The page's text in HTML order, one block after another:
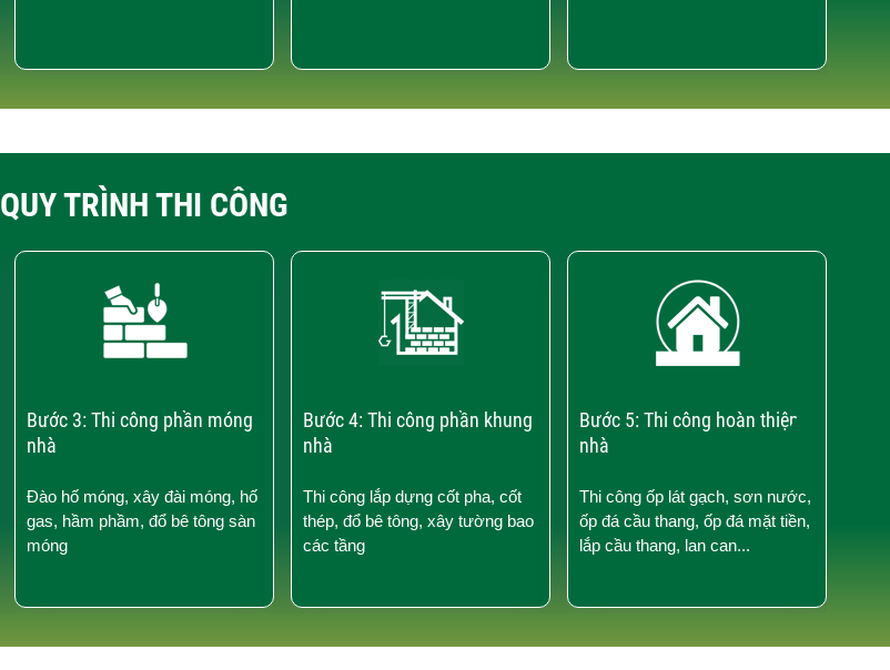
QUY TRÌNH THI CÔNG
Bước 3: Thi công phần móng
nhà
Đào hố móng, xây đài móng, hố
gas, hầm phầm, đổ bê tông sàn
móng
Bước 4: Thi công phần khung
nhà
Thi công lắp dựng cốt pha, cốt
thép, đổ bê tông, xây tường bao
các tầng
Bước 5: Thi công hoàn thiện
nhà
Thi công ốp lát gạch, sơn nước,
ốp đá cầu thang, ốp đá mặt tiền,
lắp cầu thang, lan can...
›